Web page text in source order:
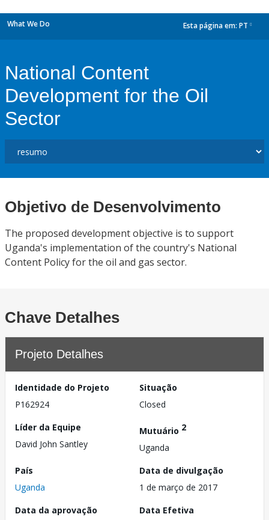
What We Do Esta página em: PT
National Content
Development for the Oil
Sector
Objetivo de Desenvolvimento
The proposed development objective is to support
Uganda's implementation of the country's National
Content Policy for the oil and gas sector.
Chave Detalhes
Projeto Detalhes
Identidade do Projeto
P162924
Situação
Closed
Líder da Equipe
David John Santley
Mutuário 2
Uganda
País
Uganda
Data de divulgação
1 de março de 2017
Data da aprovação
Data Efetiva